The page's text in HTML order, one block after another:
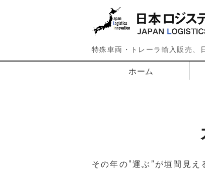
特殊車両・トレーラ輸入販売、
ホーム
その年の”運ぶ”が垣間見え